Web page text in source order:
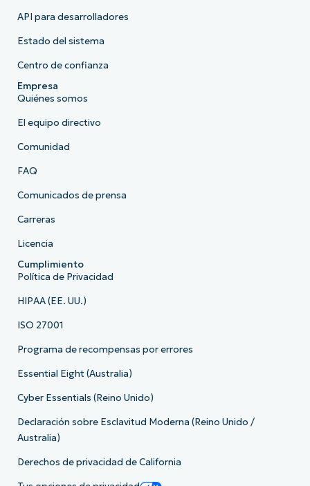
API para desarrolladores
Estado del sistema
Centro de confianza
Empresa
Quiénes somos
El equipo directivo
Comunidad
FAQ
Comunicados de prensa
Carreras
Licencia
Cumplimiento
Política de Privacidad
HIPAA (EE. UU.)
ISO 27001
Programa de recompensas por errores
Essential Eight (Australia)
Cyber Essentials (Reino Unido)
Declaración sobre Esclavitud Moderna (Reino Unido /
Australia)
Derechos de privacidad de California